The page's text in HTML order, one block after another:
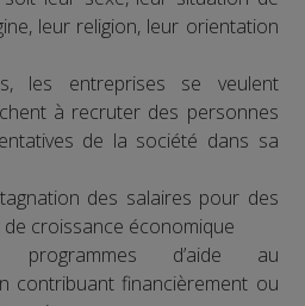
leur religion, leur orientation
les entreprises se veulent
à recruter des personnes
de la société dans sa
des salaires pour des
de croissance économique
programmes d’aide au
contribuant financièrement ou